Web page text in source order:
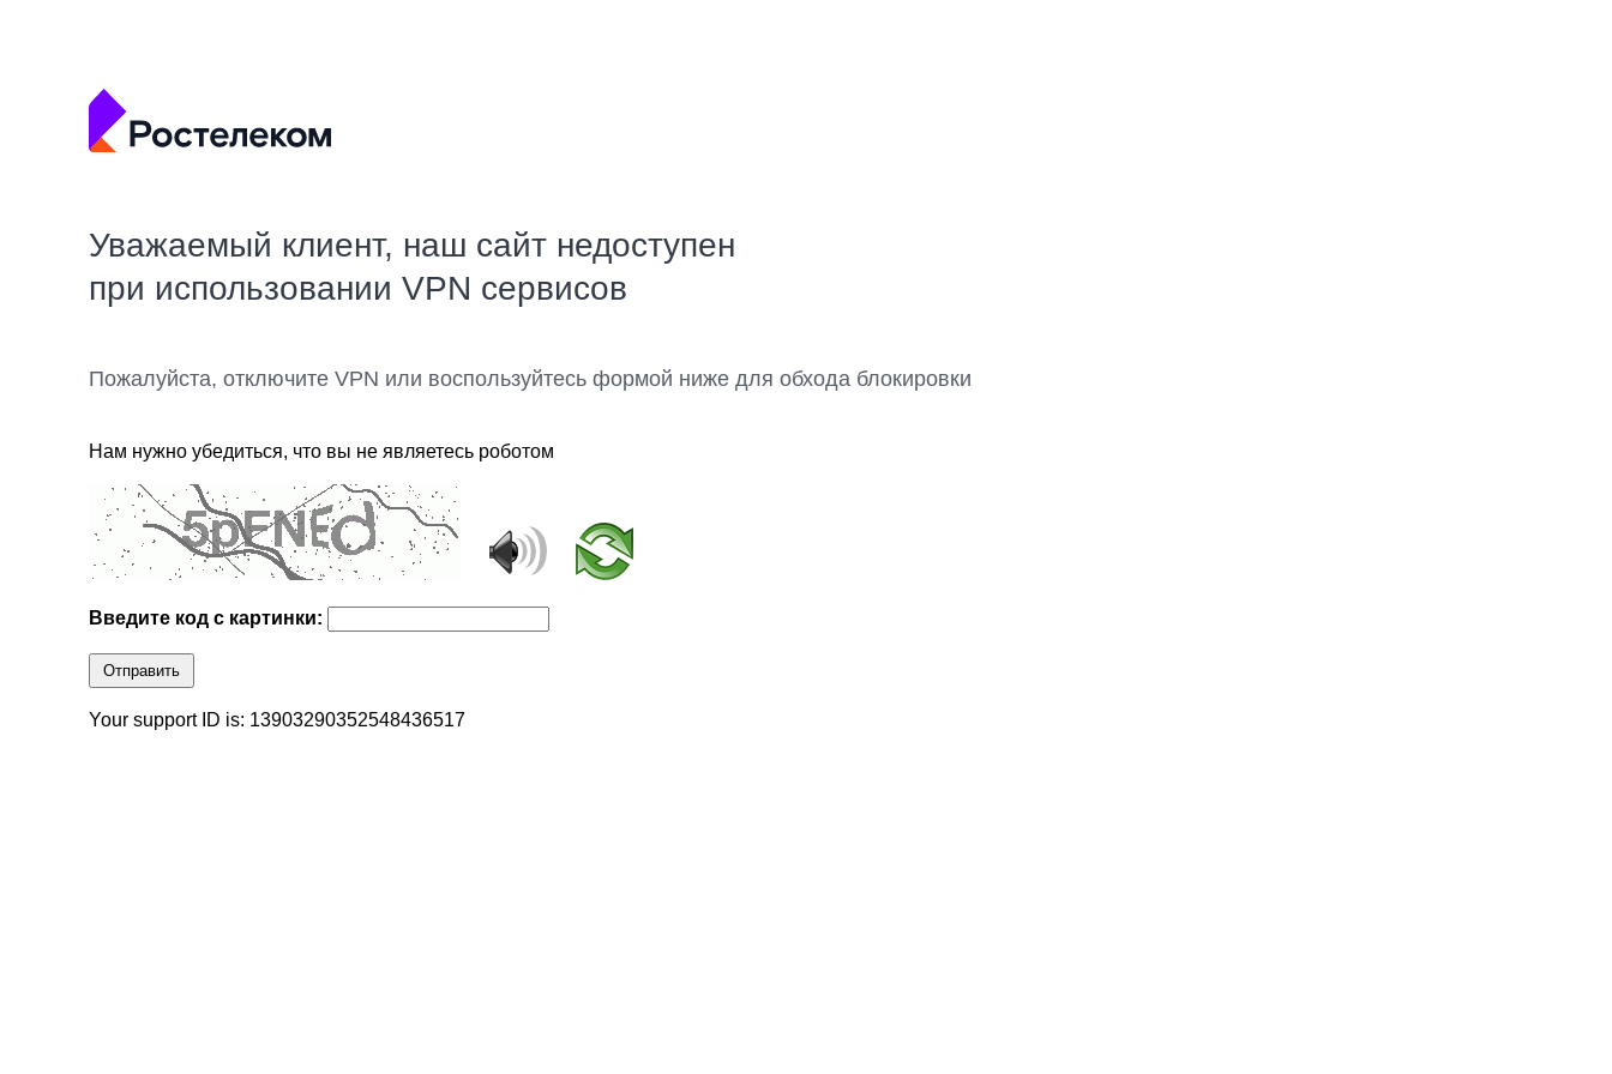
Уважаемый клиент, наш сайт недоступен
при использовании VPN сервисов
Пожалуйста, отключите VPN или воспользуйтесь формой ниже для обхода блокировки
Нам нужно убедиться, что вы не являетесь роботом
Введите код с картинки:
Отправить
Your support ID is: 13903290352548436517